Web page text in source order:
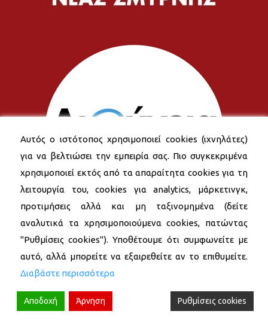
© 2026 Δήμος Νέας Σμύρνης
Αυτός ο ιστότοπος χρησιμοποιεί cookies (ιχνηλάτες)
για να βελτιώσει την εμπειρία σας. Πιο συγκεκριμένα
χρησιμοποιεί εκτός από τα απαραίτητα cookies για τη
λειτουργία του, cookies για analytics, μάρκετινγκ,
προτιμήσεις αλλά και μη ταξινομημένα (δείτε
αναλυτικά τα χρησιμοποιούμενα cookies, πατώντας
"Ρυθμίσεις cookies"). Υποθέτουμε ότι συμφωνείτε με
αυτό, αλλά μπορείτε να εξαιρεθείτε αν το επιθυμείτε.
Διαβάστε περισσότερα
Αποδοχή Άρνηση Ρυθμίσεις cookies